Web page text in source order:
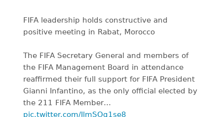
FIFA leadership holds constructive and
positive meeting in Rabat, Morocco
The FIFA Secretary General and members of
the FIFA Management Board in attendance
reaffirmed their full support for FIFA President
Gianni Infantino, as the only official elected by
the 211 FIFA Member…
pic.twitter.com/IlmSOq1se8